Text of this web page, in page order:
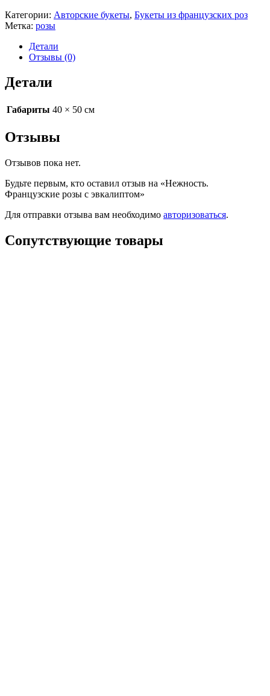
Категории: Авторские букеты, Букеты из французских роз
Метка: розы
Детали
Отзывы (0)
Детали
Габариты 40 × 50 см
Отзывы
Отзывов пока нет.
Будьте первым, кто оставил отзыв на «Нежность.
Французские розы с эвкалиптом»
Для отправки отзыва вам необходимо авторизоваться.
Сопутствующие товары